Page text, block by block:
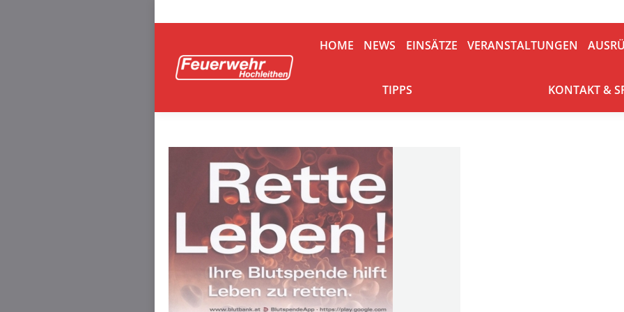
HOME NEWS EINSÄTZE VERANSTALTUNGEN
TIPPS KONTAKT &
HOME NEWS EINSÄTZE VERANSTALTUNGEN